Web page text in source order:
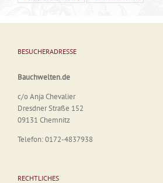
BESUCHERADRESSE
Bauchwelten.de
c/o Anja Chevalier
Dresdner Straße 152
09131 Chemnitz
Telefon: 0172-4837938
RECHTLICHES